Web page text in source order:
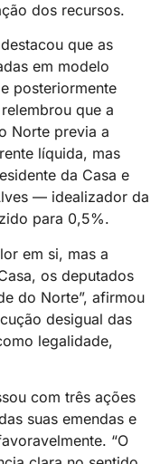
dos recursos.
que as
em modelo
posteriormente
que a
Norte previa a
líquida, mas
da Casa e
— idealizador da
para 0,5%.
em si, mas a
os deputados
do Norte”, afirmou
desigual das
legalidade,
com três ações
suas emendas e
“O